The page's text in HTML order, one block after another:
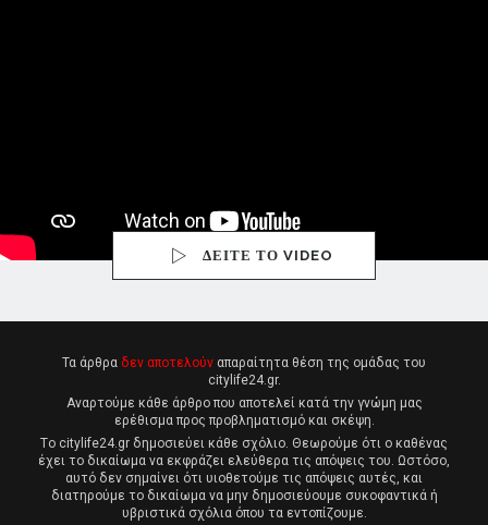
ΔΕΙΤΕ ΤΟ VIDEO
Τα άρθρα δεν αποτελούν απαραίτητα θέση της ομάδας του
citylife24.gr.
Αναρτούμε κάθε άρθρο που αποτελεί κατά την γνώμη μας
ερέθισμα προς προβληματισμό και σκέψη.
Tο citylife24.gr δημοσιεύει κάθε σχόλιο. Θεωρούμε ότι ο καθένας
έχει το δικαίωμα να εκφράζει ελεύθερα τις απόψεις του. Ωστόσο,
αυτό δεν σημαίνει ότι υιοθετούμε τις απόψεις αυτές, και
διατηρούμε το δικαίωμα να μην δημοσιεύουμε συκοφαντικά ή
υβριστικά σχόλια όπου τα εντοπίζουμε.